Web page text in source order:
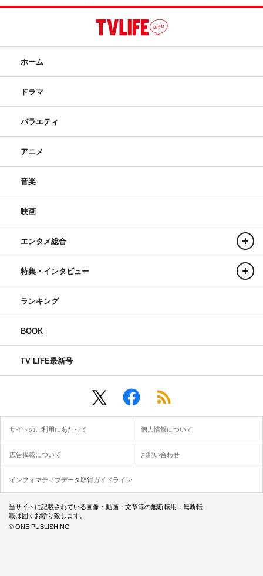
ホーム
ドラマ
バラエティ
アニメ
音楽
映画
エンタメ総合
特集・インタビュー
ランキング
BOOK
TV LIFE最新号
サイトのご利用にあたって 個人情報について
広告掲載について お問い合わせ
インフォマティブデータ取得ガイドライン
当サイトに記載されている画像・動画・文章等の無断転用・無断転
載は固くお断り致します。
© ONE PUBLISHING